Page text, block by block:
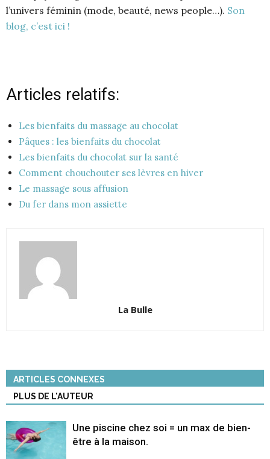
l’univers féminin (mode, beauté, news people…). Son
blog, c’est ici !
Articles relatifs:
Les bienfaits du massage au chocolat
Pâques : les bienfaits du chocolat
Les bienfaits du chocolat sur la santé
Comment chouchouter ses lèvres en hiver
Le massage sous affusion
Du fer dans mon assiette
La Bulle
ARTICLES CONNEXES
PLUS DE L'AUTEUR
Une piscine chez soi = un max de bien-
être à la maison.